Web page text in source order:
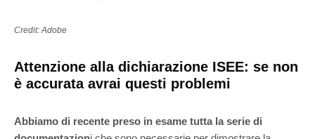
Credit: Adobe
Attenzione alla dichiarazione ISEE: se non
è accurata avrai questi problemi
Abbiamo di recente preso in esame tutta la serie di